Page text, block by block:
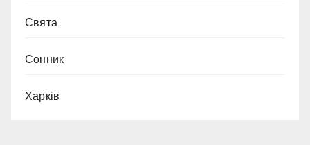
Свята
Сонник
Харків